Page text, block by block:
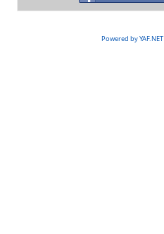
Powered by YAF.NET